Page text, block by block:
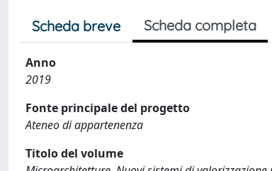
Scheda breve Scheda completa
Anno
2019
Fonte principale del progetto
Ateneo di appartenenza
Titolo del volume